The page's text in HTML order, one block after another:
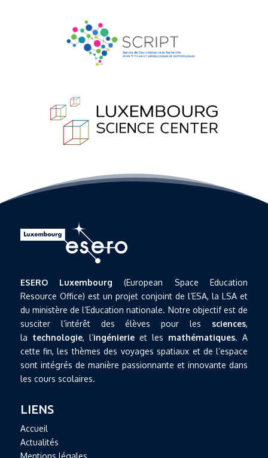
ESERO Luxembourg (European Space Education
Resource Office) est un projet conjoint de l’ESA, la LSA et
du ministère de l’Education nationale. Notre objectif est de
susciter l’intérêt des élèves pour les sciences,
la technologie, l’ingénierieet les mathématiques. A
cette fin, les thèmes des voyages spatiaux et de l’espace
sont intégrés de manière passionnante et innovante dans
les cours scolaires.
LIENS
Accueil
Actualités
Mentions légales